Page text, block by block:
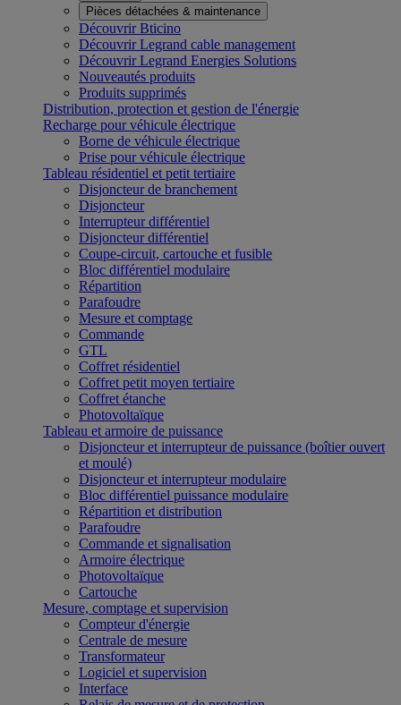
Pièces détachées & maintenance
Découvrir Bticino
Découvrir Legrand cable management
Découvrir Legrand Energies Solutions
Nouveautés produits
Produits supprimés
Distribution, protection et gestion de l'énergie
Recharge pour véhicule électrique
Borne de véhicule électrique
Prise pour véhicule électrique
Tableau résidentiel et petit tertiaire
Disjoncteur de branchement
Disjoncteur
Interrupteur différentiel
Disjoncteur différentiel
Coupe-circuit, cartouche et fusible
Bloc différentiel modulaire
Répartition
Parafoudre
Mesure et comptage
Commande
GTL
Coffret résidentiel
Coffret petit moyen tertiaire
Coffret étanche
Photovoltaïque
Tableau et armoire de puissance
Disjoncteur et interrupteur de puissance (boîtier ouvert
et moulé)
Disjoncteur et interrupteur modulaire
Bloc différentiel puissance modulaire
Répartition et distribution
Parafoudre
Commande et signalisation
Armoire électrique
Photovoltaïque
Cartouche
Mesure, comptage et supervision
Compteur d'énergie
Centrale de mesure
Transformateur
Logiciel et supervision
Interface